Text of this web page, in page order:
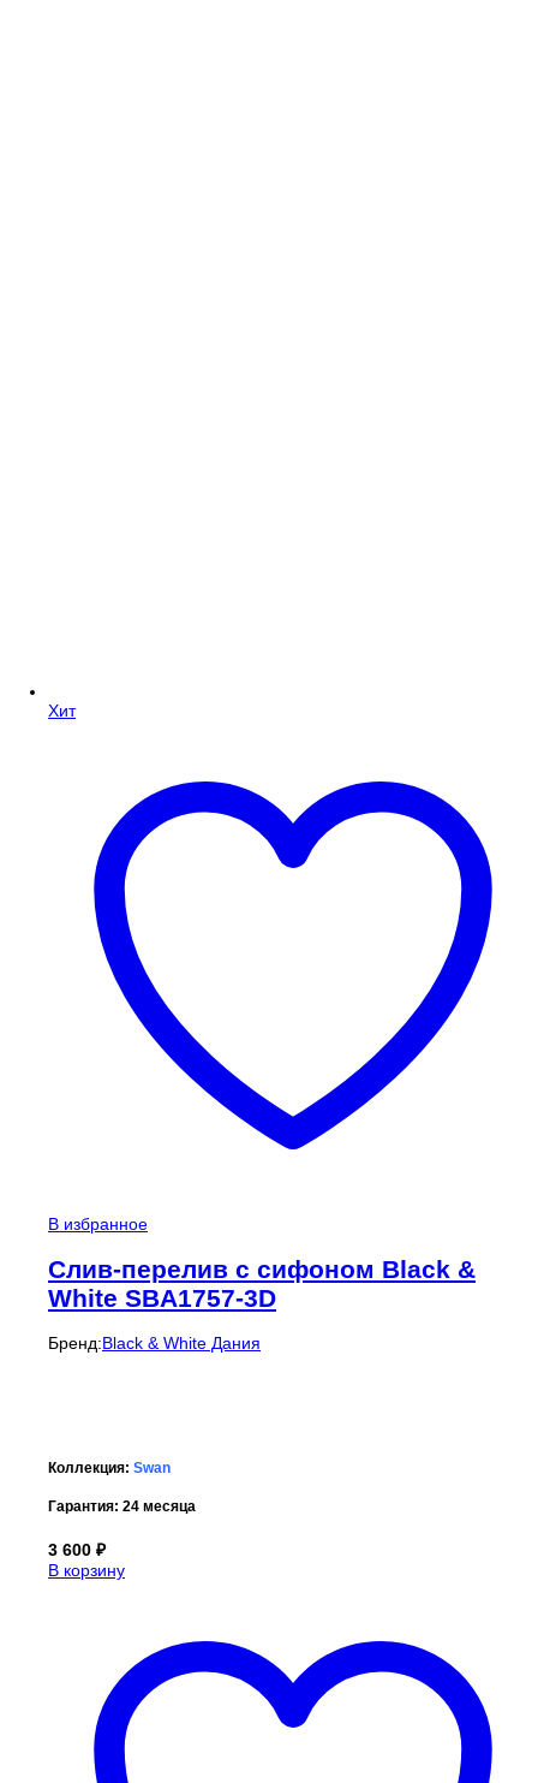
Хит
В избранное
Cлив-перелив c сифоном Black &
White SBA1757-3D
Бренд:Black & White Дания
Коллекция: Swan
Гарантия: 24 месяца
3 600 ₽
В корзину